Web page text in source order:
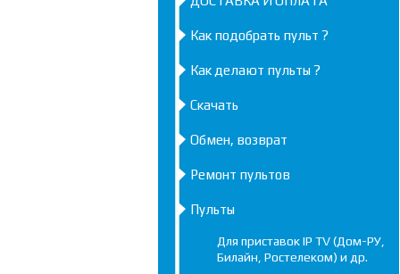
Как подобрать пульт ?
Как делают пульты ?
Скачать
Обмен, возврат
Ремонт пультов
Пульты
Для приставок IP TV (Дом-РУ,
Билайн, Ростелеком) и др.